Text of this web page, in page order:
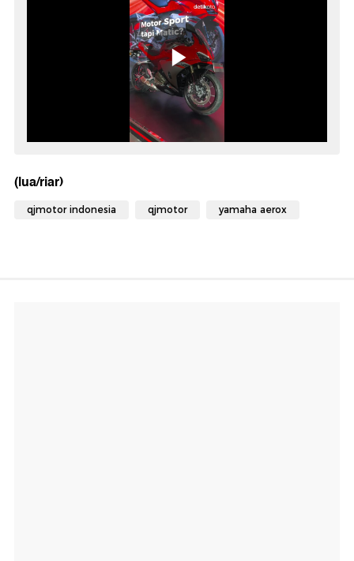
(lua/riar)
qjmotor indonesia qjmotor yamaha aerox